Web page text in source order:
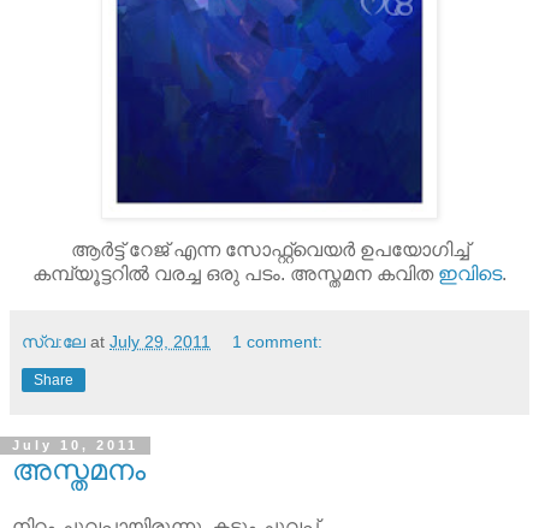
ആര്‍ട്ട്‌ റേജ് എന്ന സോഫ്റ്റ്‌വെയര്‍ ഉപയോഗിച്ച്
കമ്പ്യൂട്ടറില്‍ വരച്ച ഒരു പടം. അസ്തമന കവിത ഇവിടെ.
സ്വ:ലേ at July 29, 2011 1 comment:
Share
July 10, 2011
അസ്തമനം